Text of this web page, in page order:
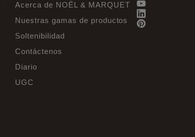
Acerca de NOËL & MARQUET
Nuestras gamas de productos
Soltenibilidad
Contáctenos
Diario
UGC